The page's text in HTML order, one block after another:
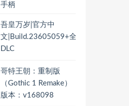
手柄
吾皇万岁|官方中
文|Build.23605059+全
DLC
哥特王朝：重制版
（Gothic 1 Remake）
版本：v168098